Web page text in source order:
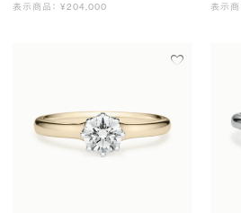
表示商品： ¥204,000 表示